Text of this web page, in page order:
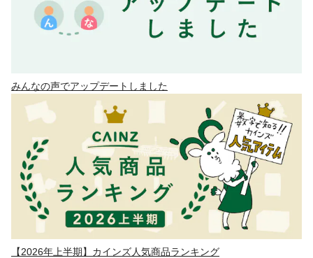
みんなの声でアップデートしました
【2026年上半期】カインズ人気商品ランキング